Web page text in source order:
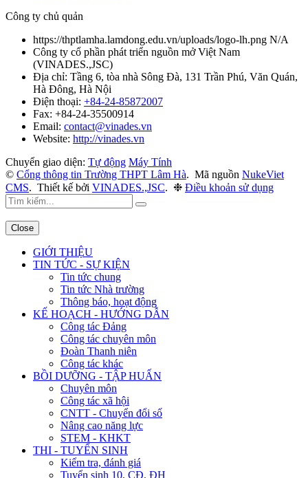
Công ty chủ quản
https://thptlamha.lamdong.edu.vn/uploads/logo-lh.png N/A
Công ty cổ phần phát triển nguồn mở Việt Nam
(VINADES.,JSC)
Địa chỉ: Tầng 6, tòa nhà Sông Đà, 131 Trần Phú, Văn Quán,
Hà Đông, Hà Nội
Điện thoại: +84-24-85872007
Fax: +84-24-35500914
Email: contact@vinades.vn
Website: http://vinades.vn
Chuyển giao diện: Tự động Máy Tính
© Cổng thông tin Trường THPT Lâm Hà. Mã nguồn NukeViet
CMS. Thiết kế bởi VINADES.,JSC. ❉ Điều khoản sử dụng
Close
GIỚI THIỆU
TIN TỨC - SỰ KIỆN
Tin tức chung
Tin tức Nhà trường
Thông báo, hoạt động
KẾ HOẠCH - HƯỚNG DẪN
Công tác Đảng
Công tác chuyên môn
Đoàn Thanh niên
Công tác khác
BỒI DƯỠNG - TẬP HUẤN
Chuyên môn
Công tác xã hội
CNTT - Chuyển đổi số
Nâng cao năng lực
STEM - KHKT
THI - TUYỂN SINH
Kiểm tra, đánh giá
Tuyển sinh 10, CĐ, ĐH